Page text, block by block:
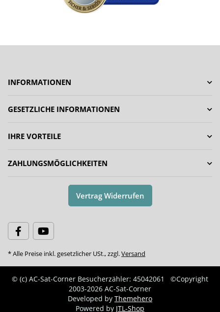
INFORMATIONEN
GESETZLICHE INFORMATIONEN
IHRE VORTEILE
ZAHLUNGSMÖGLICHKEITEN
Vertrag Widerrufen
* Alle Preise inkl. gesetzlicher USt., zzgl.Versand
© (c) AC-Sat-Corner Besucherzähler: 45042061
©Copyright
2003-2026 AC-Sat-Corner
Developed by Themehero
Powered by JTL-Shop